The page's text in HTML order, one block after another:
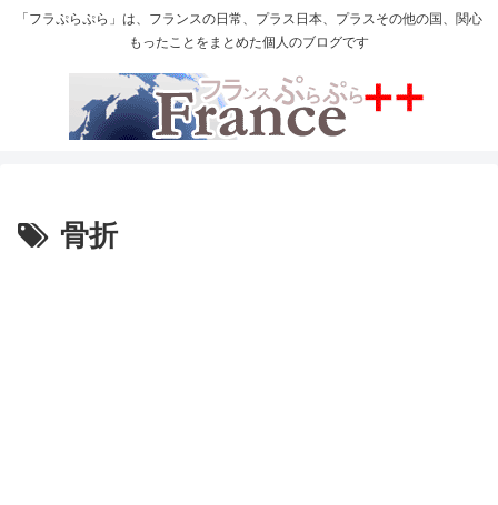
「フラぷらぷら」は、フランスの日常、プラス日本、プラスその他の国、関心
もったことをまとめた個人のブログです
骨折